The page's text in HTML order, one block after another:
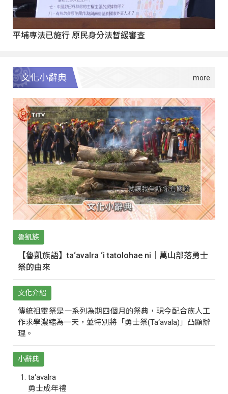
平埔專法已施行 原民身分法暫緩審查
文化小辭典
魯凱族
【魯凱族語】ta‘avalra ‘i tatolohae ni｜萬山部落勇士
祭的由來
文化介紹
傳統祖靈祭是一系列為期四個月的祭典，現今配合族人工
作求學濃縮為一天，並特別將「勇士祭(Ta‘avala)」凸顯辦
理。
小辭典
ta‘avalra
勇士成年禮